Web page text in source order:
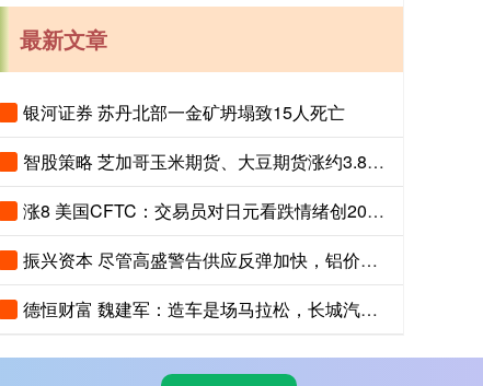
最新文章
银河证券 苏丹北部一金矿坍塌致15人死亡
智股策略 芝加哥玉米期货、大豆期货涨约3.8%，投资者关注夏季天气对全球农作物生长构成的风险
涨8 美国CFTC：交易员对日元看跌情绪创2007年以来最高，对美元看涨程度创2015年以来最高
振兴资本 尽管高盛警告供应反弹加快，铝价依然上涨
德恒财富 魏建军：造车是场马拉松，长城汽车聚焦长期主义与有质量的市占率